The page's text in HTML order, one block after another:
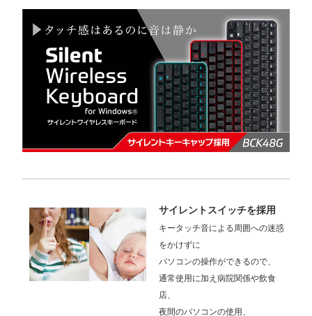
サイレントスイッチを採用
キータッチ音による周囲への迷惑
をかけずに
パソコンの操作ができるので、
通常使用に加え病院関係や飲食
店、
夜間のパソコンの使用、